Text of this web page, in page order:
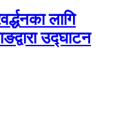
लागि
उद्घाटन